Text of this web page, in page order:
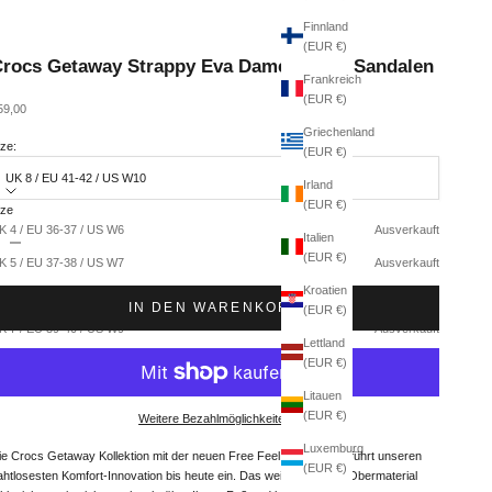
Finnland
(EUR €)
Frankreich
(EUR €)
Griechenland
(EUR €)
Irland
(EUR €)
Italien
(EUR €)
Kroatien
(EUR €)
Lettland
(EUR €)
Litauen
(EUR €)
Luxemburg
(EUR €)
Getaway Strappy Eva Damen Latte Sandalen
UK 8 / EU 41-42 / US W10
4 / EU 36-37 / US W6
Ausverkauft
5 / EU 37-38 / US W7 Ausverkauft
7 / EU 39-40 / US W9 Ausverkauft
verringernAnzahl erhöhen
IN DEN WARENKORB
Weitere Bezahlmöglichkeiten
Crocs Getaway Kollektion mit der neuen Free Feel Technologie führt unseren
Komfort-Innovation bis heute ein. Das weiche, flexible Obermaterial